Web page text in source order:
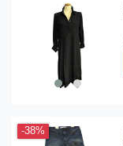
-38%